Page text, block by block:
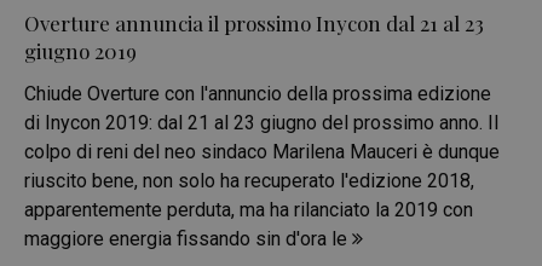
Overture annuncia il prossimo Inycon dal 21 al 23
giugno 2019
Chiude Overture con l'annuncio della prossima edizione
di Inycon 2019: dal 21 al 23 giugno del prossimo anno. Il
colpo di reni del neo sindaco Marilena Mauceri è dunque
riuscito bene, non solo ha recuperato l'edizione 2018,
apparentemente perduta, ma ha rilanciato la 2019 con
maggiore energia fissando sin d'ora le